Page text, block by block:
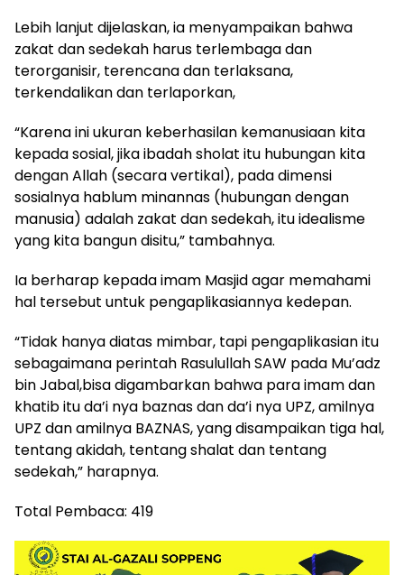
Lebih lanjut dijelaskan, ia menyampaikan bahwa
zakat dan sedekah harus terlembaga dan
terorganisir, terencana dan terlaksana,
terkendalikan dan terlaporkan,
“Karena ini ukuran keberhasilan kemanusiaan kita
kepada sosial, jika ibadah sholat itu hubungan kita
dengan Allah (secara vertikal), pada dimensi
sosialnya hablum minannas (hubungan dengan
manusia) adalah zakat dan sedekah, itu idealisme
yang kita bangun disitu,” tambahnya.
Ia berharap kepada imam Masjid agar memahami
hal tersebut untuk pengaplikasiannya kedepan.
“Tidak hanya diatas mimbar, tapi pengaplikasian itu
sebagaimana perintah Rasulullah SAW pada Mu’adz
bin Jabal,bisa digambarkan bahwa para imam dan
khatib itu da’i nya baznas dan da’i nya UPZ, amilnya
UPZ dan amilnya BAZNAS, yang disampaikan tiga hal,
tentang akidah, tentang shalat dan tentang
sedekah,” harapnya.
Total Pembaca: 419